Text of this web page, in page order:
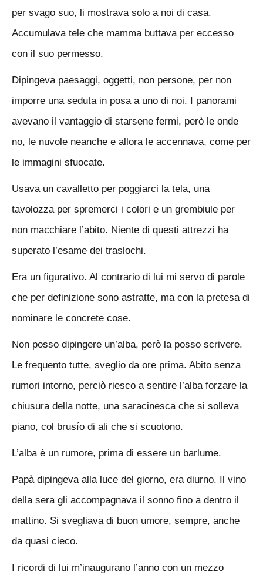
per svago suo, li mostrava solo a noi di casa.
Accumulava tele che mamma buttava per eccesso
con il suo permesso.
Dipingeva paesaggi, oggetti, non persone, per non
imporre una seduta in posa a uno di noi. I panorami
avevano il vantaggio di starsene fermi, però le onde
no, le nuvole neanche e allora le accennava, come per
le immagini sfuocate.
Usava un cavalletto per poggiarci la tela, una
tavolozza per spremerci i colori e un grembiule per
non macchiare l’abito. Niente di questi attrezzi ha
superato l’esame dei traslochi.
Era un figurativo. Al contrario di lui mi servo di parole
che per definizione sono astratte, ma con la pretesa di
nominare le concrete cose.
Non posso dipingere un’alba, però la posso scrivere.
Le frequento tutte, sveglio da ore prima. Abito senza
rumori intorno, perciò riesco a sentire l’alba forzare la
chiusura della notte, una saracinesca che si solleva
piano, col brusío di ali che si scuotono.
L’alba è un rumore, prima di essere un barlume.
Papà dipingeva alla luce del giorno, era diurno. Il vino
della sera gli accompagnava il sonno fino a dentro il
mattino. Si svegliava di buon umore, sempre, anche
da quasi cieco.
I ricordi di lui m’inaugurano l’anno con un mezzo